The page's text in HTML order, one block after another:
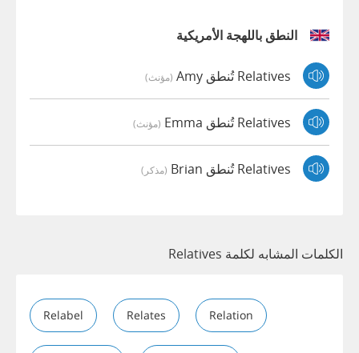
النطق باللهجة الأمريكية
Relatives تُنطق Amy (مؤنث)
Relatives تُنطق Emma (مؤنث)
Relatives تُنطق Brian (مذكر)
الكلمات المشابه لكلمة Relatives
Relabel Relates Relation